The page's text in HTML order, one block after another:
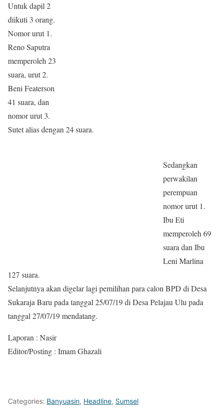
Untuk dapil 2
diikuti 3 orang.
Nomor urut 1.
Reno Saputra
memperoleh 23
suara, urut 2.
Beni Featerson
41 suara, dan
nomor urut 3.
Sutet alias dengan 24 suara.
Sedangkan
perwakilan
perempuan
nomor urut 1.
Ibu Eti
memperoleh 69
suara dan Ibu
Leni Marlina
127 suara.
Selanjutnya akan digelar lagi pemilihan para calon BPD di Desa
Sukaraja Baru pada tanggal 25/07/19 di Desa Pelajau Ulu pada
tanggal 27/07/19 mendatang.
Laporan : Nasir
Editor/Posting : Imam Ghazali
Categories: Banyuasin, Headline, Sumsel